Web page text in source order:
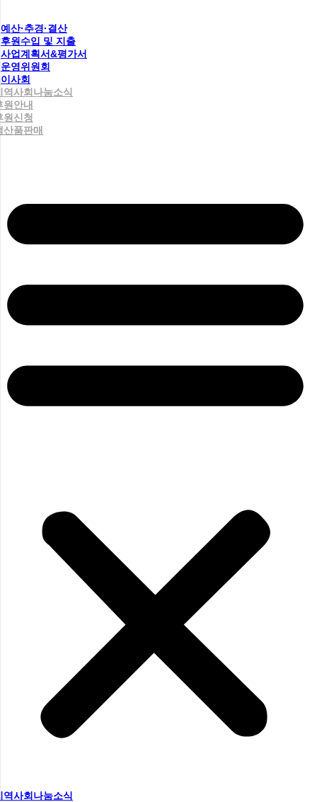
예산·추경·결산
후원수입 및 지출
사업계획서&평가서
운영위원회
이사회
역사회나눔소식
원안내
원신청
산품판매
역사회나눔소식